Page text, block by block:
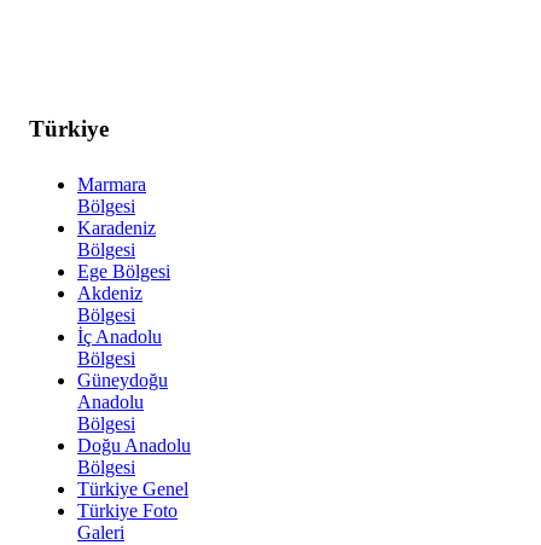
Türkiye
Marmara
Bölgesi
Karadeniz
Bölgesi
Ege Bölgesi
Akdeniz
Bölgesi
İç Anadolu
Bölgesi
Güneydoğu
Anadolu
Bölgesi
Doğu Anadolu
Bölgesi
Türkiye Genel
Türkiye Foto
Galeri